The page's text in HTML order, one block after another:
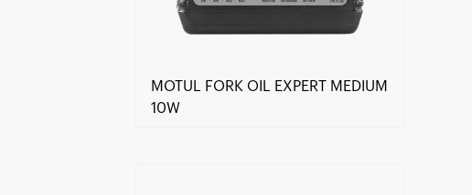
MOTUL FORK OIL EXPERT MEDIUM
10W